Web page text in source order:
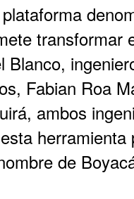
transformar
Fabian Roa
ambos
de